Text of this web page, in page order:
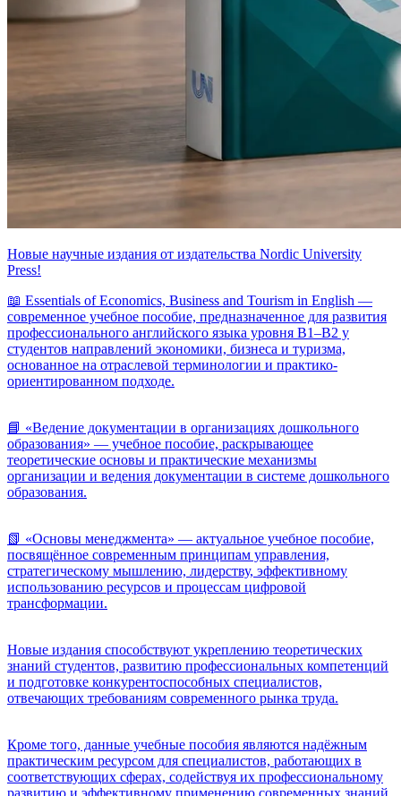
Новые научные издания от издательства Nordic University
Press!
📖 Essentials of Economics, Business and Tourism in English —
современное учебное пособие, предназначенное для развития
профессионального английского языка уровня B1–B2 у
студентов направлений экономики, бизнеса и туризма,
основанное на отраслевой терминологии и практико-
ориентированном подходе.
📘 «Ведение документации в организациях дошкольного
образования» — учебное пособие, раскрывающее
теоретические основы и практические механизмы
организации и ведения документации в системе дошкольного
образования.
📗 «Основы менеджмента» — актуальное учебное пособие,
посвящённое современным принципам управления,
стратегическому мышлению, лидерству, эффективному
использованию ресурсов и процессам цифровой
трансформации.
Новые издания способствуют укреплению теоретических
знаний студентов, развитию профессиональных компетенций
и подготовке конкурентоспособных специалистов,
отвечающих требованиям современного рынка труда.
Кроме того, данные учебные пособия являются надёжным
практическим ресурсом для специалистов, работающих в
соответствующих сферах, содействуя их профессиональному
развитию и эффективному применению современных знаний